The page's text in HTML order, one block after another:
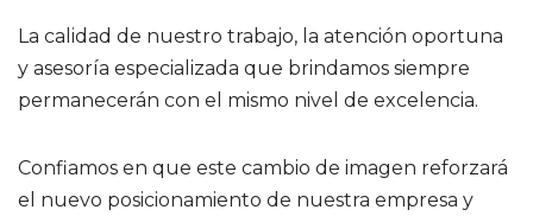
La calidad de nuestro trabajo, la atención oportuna
y asesoría especializada que brindamos siempre
permanecerán con el mismo nivel de excelencia.
Confiamos en que este cambio de imagen reforzará
el nuevo posicionamiento de nuestra empresa y